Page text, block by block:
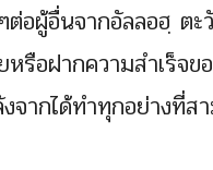
ต่อผู้อื่นจากอัลลอฮฺ ตะ
รือฝากความสำเร็จข
จากได้ทำทุกอย่างที่ส